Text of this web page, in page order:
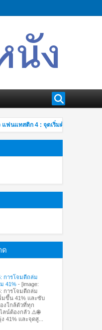
ฟนแทสติก 4 : จุดเริ่มต้นปฐมบทใหม่
ทมิฬ Detective Conan The Movie
ด
การโจมตีถล่ม
41% - [image:
การโจมตีถล่ม
มขึ้น 41% และซับ
งใกล้ตัวที่ทุก
ลน์ต้องกลัว ⚠️🌐
41% และจุดสู...